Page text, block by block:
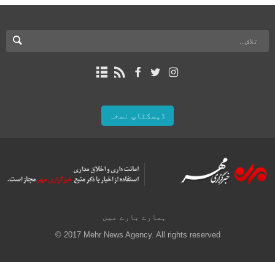
ڈیسکٹاپ نسخہ
ہمارے بارے میں
© 2017 Mehr News Agency. All rights reserved